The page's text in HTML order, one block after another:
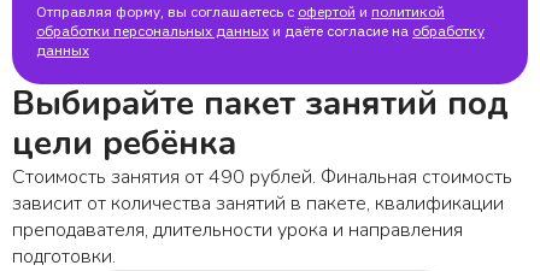
Отправляя форму, вы соглашаетесь с офертой и политикой
обработки персональных данных и даёте согласие на обработку
данных
Выбирайте пакет занятий под
цели ребёнка
Стоимость занятия от 490 рублей. Финальная стоимость
зависит от количества занятий в пакете, квалификации
преподавателя, длительности урока и направления
подготовки.